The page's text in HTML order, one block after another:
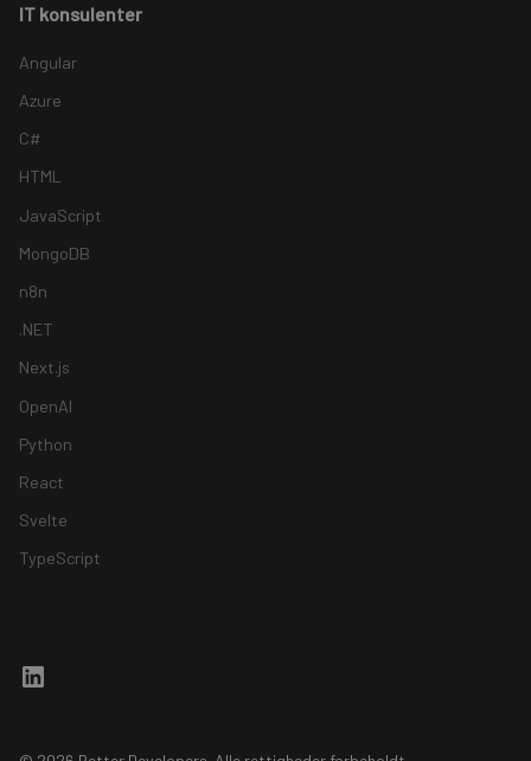
IT konsulenter
Angular
Azure
C#
HTML
JavaScript
MongoDB
n8n
.NET
Next.js
OpenAI
Python
React
Svelte
TypeScript